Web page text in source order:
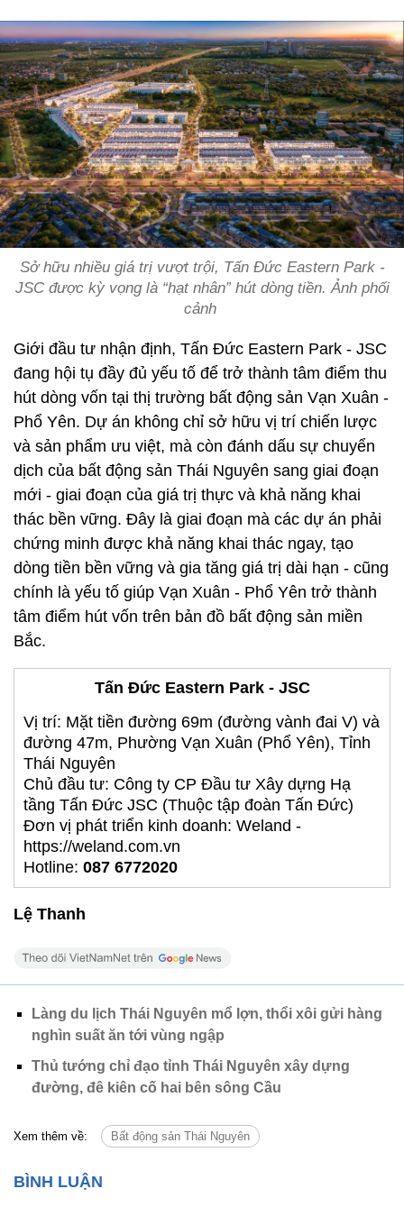
Sở hữu nhiều giá trị vượt trội, Tấn Đức Eastern Park -
JSC được kỳ vọng là “hạt nhân” hút dòng tiền. Ảnh phối
cảnh
Giới đầu tư nhận định, Tấn Đức Eastern Park - JSC
đang hội tụ đầy đủ yếu tố để trở thành tâm điểm thu
hút dòng vốn tại thị trường bất động sản Vạn Xuân -
Phổ Yên. Dự án không chỉ sở hữu vị trí chiến lược
và sản phẩm ưu việt, mà còn đánh dấu sự chuyển
dịch của bất động sản Thái Nguyên sang giai đoạn
mới - giai đoạn của giá trị thực và khả năng khai
thác bền vững. Đây là giai đoạn mà các dự án phải
chứng minh được khả năng khai thác ngay, tạo
dòng tiền bền vững và gia tăng giá trị dài hạn - cũng
chính là yếu tố giúp Vạn Xuân - Phổ Yên trở thành
tâm điểm hút vốn trên bản đồ bất động sản miền
Bắc.
Tấn Đức Eastern Park - JSC
Vị trí: Mặt tiền đường 69m (đường vành đai V) và
đường 47m, Phường Vạn Xuân (Phổ Yên), Tỉnh
Thái Nguyên
Chủ đầu tư: Công ty CP Đầu tư Xây dựng Hạ
tầng Tấn Đức JSC (Thuộc tập đoàn Tấn Đức)
Đơn vị phát triển kinh doanh: Weland -
https://weland.com.vn
Hotline: 087 6772020
Lệ Thanh
Làng du lịch Thái Nguyên mổ lợn, thổi xôi gửi hàng
nghìn suất ăn tới vùng ngập
Thủ tướng chỉ đạo tỉnh Thái Nguyên xây dựng
đường, đê kiên cố hai bên sông Cầu
Xem thêm về: Bất động sản Thái Nguyên